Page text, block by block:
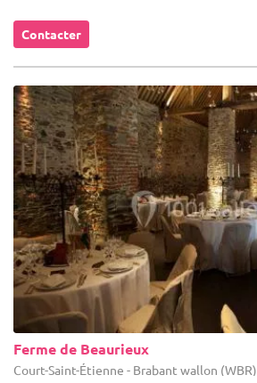
Contacter
Ferme de Beaurieux
Court-Saint-Étienne - Brabant wallon (WBR)